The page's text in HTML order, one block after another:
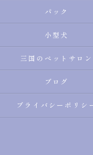
パック
小型犬
三国のペットサロン
ブログ
プライバシーポリシ